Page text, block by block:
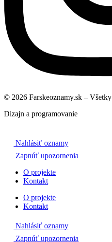
© 2026 Farskeoznamy.sk –
Dizajn a programovanie
Nahlásiť oznamy
Zapnúť upozornenia
O projekte
Kontakt
O projekte
Kontakt
Nahlásiť oznamy
Zapnúť upozornenia